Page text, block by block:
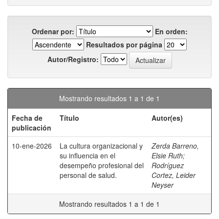
Ordenar por:
En orden:
Resultados por página
Autor/Registro:
Mostrando resultados 1 a 1 de 1
Fecha de
publicación
Título Autor(es)
10-ene-2026
La cultura organizacional y
su influencia en el
desempeño profesional del
personal de salud.
Zerda Barreno,
Elsie Ruth;
Rodríguez
Cortez, Leider
Neyser
Mostrando resultados 1 a 1 de 1